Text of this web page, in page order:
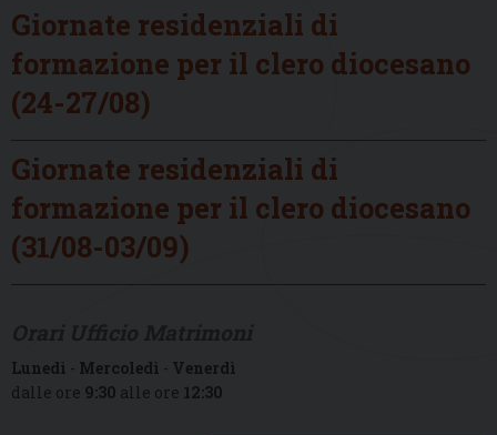
Giornate residenziali di
formazione per il clero diocesano
(24-27/08)
Giornate residenziali di
formazione per il clero diocesano
(31/08-03/09)
Lunedì - Mercoledì - Venerdì
dalle ore 9:30 alle ore 12:30